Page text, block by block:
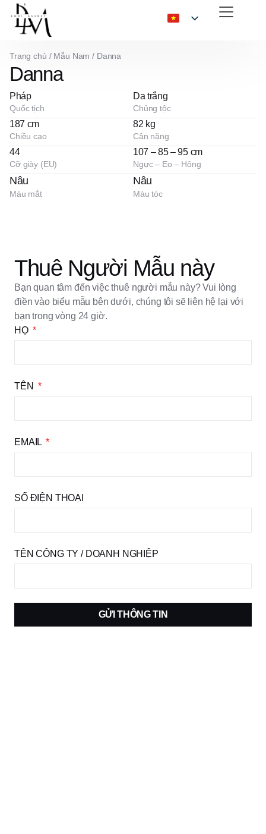
Trang chủ / Mẫu Nam / Danna
Danna
Pháp
Quốc tịch
Da trắng
Chủng tộc
187 cm
Chiều cao
82 kg
Cân nặng
44
Cỡ giày (EU)
107 – 85 – 95 cm
Ngực – Eo – Hông
Nâu
Màu mắt
Nâu
Màu tóc
Thuê Người Mẫu này
Bạn quan tâm đến việc thuê người mẫu này? Vui lòng
điền vào biểu mẫu bên dưới, chúng tôi sẽ liên hệ lại với
bạn trong vòng 24 giờ.
HỌ
TÊN
EMAIL
SỐ ĐIỆN THOẠI
TÊN CÔNG TY / DOANH NGHIỆP
GỬI THÔNG TIN